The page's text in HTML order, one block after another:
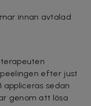
innan avtalad
efter just
appliceras sedan
genom att lösa